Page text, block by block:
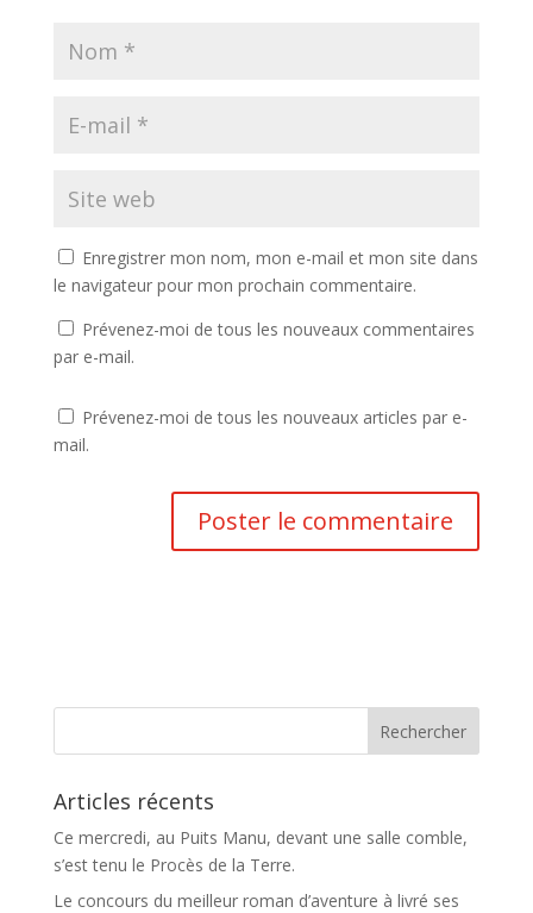
Enregistrer mon nom, mon e-mail et mon site dans
le navigateur pour mon prochain commentaire.
Prévenez-moi de tous les nouveaux commentaires
par e-mail.
Prévenez-moi de tous les nouveaux articles par e-
mail.
Articles récents
Ce mercredi, au Puits Manu, devant une salle comble,
s’est tenu le Procès de la Terre.
Le concours du meilleur roman d’aventure à livré ses